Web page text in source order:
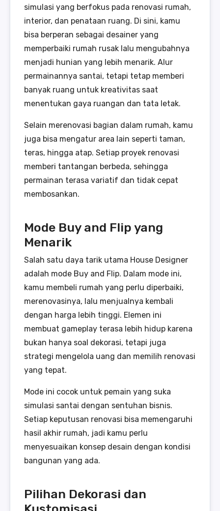
simulasi yang berfokus pada renovasi rumah,
interior, dan penataan ruang. Di sini, kamu
bisa berperan sebagai desainer yang
memperbaiki rumah rusak lalu mengubahnya
menjadi hunian yang lebih menarik. Alur
permainannya santai, tetapi tetap memberi
banyak ruang untuk kreativitas saat
menentukan gaya ruangan dan tata letak.
Selain merenovasi bagian dalam rumah, kamu
juga bisa mengatur area lain seperti taman,
teras, hingga atap. Setiap proyek renovasi
memberi tantangan berbeda, sehingga
permainan terasa variatif dan tidak cepat
membosankan.
Mode Buy and Flip yang
Menarik
Salah satu daya tarik utama House Designer
adalah mode Buy and Flip. Dalam mode ini,
kamu membeli rumah yang perlu diperbaiki,
merenovasinya, lalu menjualnya kembali
dengan harga lebih tinggi. Elemen ini
membuat gameplay terasa lebih hidup karena
bukan hanya soal dekorasi, tetapi juga
strategi mengelola uang dan memilih renovasi
yang tepat.
Mode ini cocok untuk pemain yang suka
simulasi santai dengan sentuhan bisnis.
Setiap keputusan renovasi bisa memengaruhi
hasil akhir rumah, jadi kamu perlu
menyesuaikan konsep desain dengan kondisi
bangunan yang ada.
Pilihan Dekorasi dan